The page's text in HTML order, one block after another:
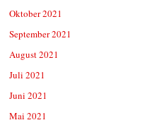
Oktober 2021
September 2021
August 2021
Juli 2021
Juni 2021
Mai 2021